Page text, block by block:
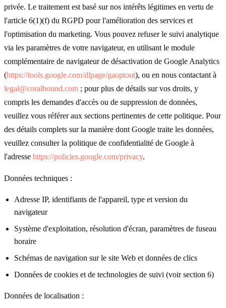
privée. Le traitement est basé sur nos intérêts légitimes en vertu de
l'article 6(1)(f) du RGPD pour l'amélioration des services et
l'optimisation du marketing. Vous pouvez refuser le suivi analytique
via les paramètres de votre navigateur, en utilisant le module
complémentaire de navigateur de désactivation de Google Analytics
(https://tools.google.com/dlpage/gaoptout), ou en nous contactant à
legal@coralbound.com ; pour plus de détails sur vos droits, y
compris les demandes d'accès ou de suppression de données,
veuillez vous référer aux sections pertinentes de cette politique. Pour
des détails complets sur la manière dont Google traite les données,
veuillez consulter la politique de confidentialité de Google à
l'adresse https://policies.google.com/privacy.
Données techniques :
Adresse IP, identifiants de l'appareil, type et version du
navigateur
Système d'exploitation, résolution d'écran, paramètres de fuseau
horaire
Schémas de navigation sur le site Web et données de clics
Données de cookies et de technologies de suivi (voir section 6)
Données de localisation :